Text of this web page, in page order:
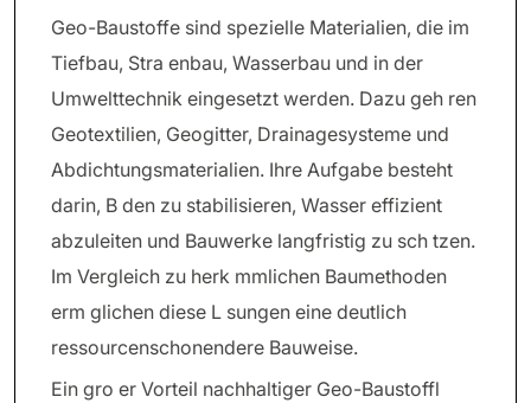
Geo-Baustoffe sind spezielle Materialien, die im
Tiefbau, Stra enbau, Wasserbau und in der
Umwelttechnik eingesetzt werden. Dazu geh ren
Geotextilien, Geogitter, Drainagesysteme und
Abdichtungsmaterialien. Ihre Aufgabe besteht
darin, B den zu stabilisieren, Wasser effizient
abzuleiten und Bauwerke langfristig zu sch tzen.
Im Vergleich zu herk mmlichen Baumethoden
erm glichen diese L sungen eine deutlich
ressourcenschonendere Bauweise.
Ein gro er Vorteil nachhaltiger Geo-Baustoffl